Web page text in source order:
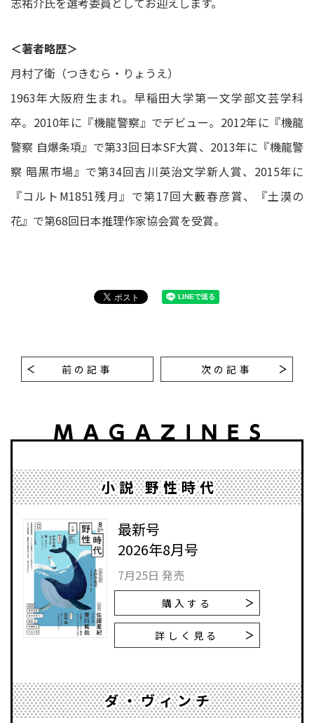
＜著者略歴＞
月村了衛（つきむら・りょうえ）
1963年大阪府生まれ。早稲田大学第一文学部文芸学科
卒。2010年に『機龍警察』でデビュー。2012年に『機龍
警察 自爆条項』で第33回日本SF大賞、2013年に『機龍警
察 暗黒市場』で第34回吉川英治文学新人賞、2015年に
『コルトM1851残月』で第17回大藪春彦賞、『土漠の
花』で第68回日本推理作家協会賞を受賞。
前の記事 次の記事
小説 野性時代
最新号
2026年8月号
7月25日 発売
購入する
詳しく見る
ダ・ヴィンチ